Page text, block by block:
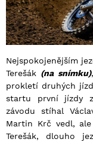
Nejspokojenějším
Terešák (na snímku)
prokletí druhých
startu první jízdy
závodu stíhal
Martin Krč vedl,
Terešák, dlouho